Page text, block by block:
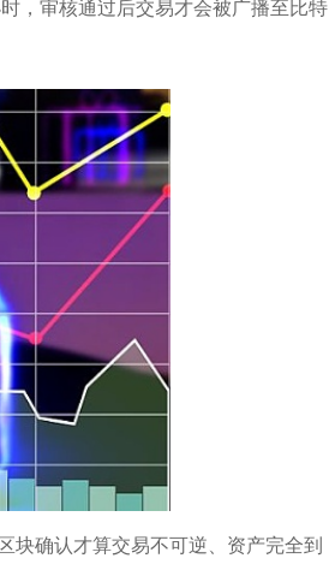
，审核通过后交易才会被广播至比特
块确认才算交易不可逆、资产完全到